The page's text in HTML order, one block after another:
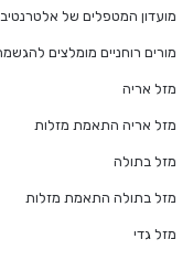
מועדון המטפלים של
מורים רוחניים מומלצים
מזל אריה
מזל אריה התאמת מזלות
מזל בתולה
מזל בתולה התאמת מזלות
מזל גדי